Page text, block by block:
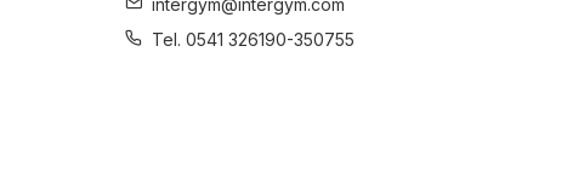
intergym@intergym.com
Tel. 0541 326190-350755